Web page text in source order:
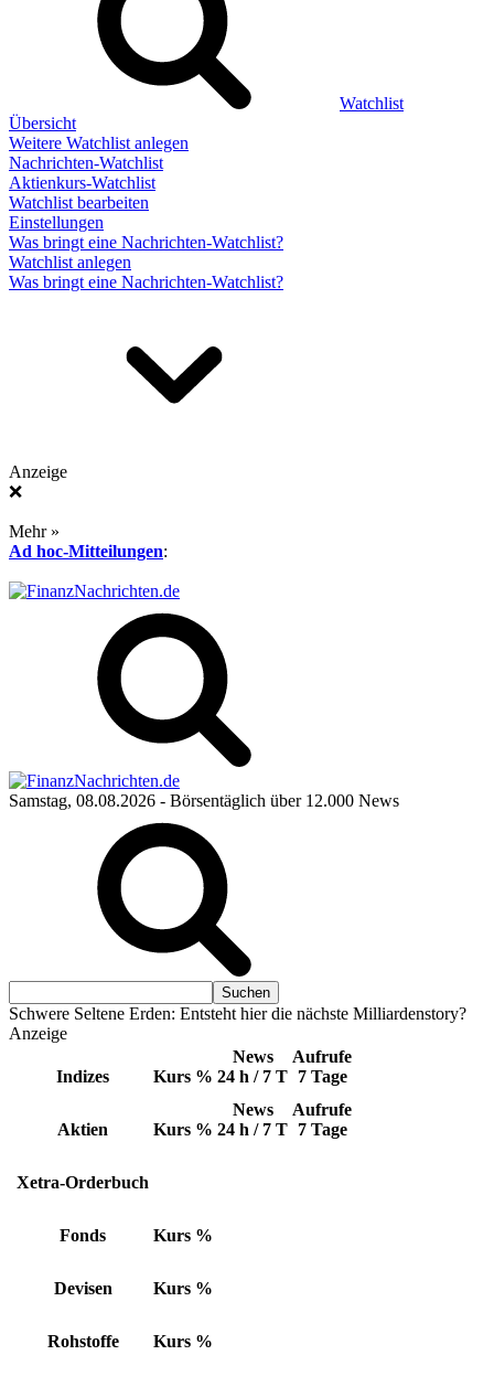
Watchlist
Übersicht
Weitere Watchlist anlegen
Nachrichten-Watchlist
Aktienkurs-Watchlist
Watchlist bearbeiten
Einstellungen
Was bringt eine Nachrichten-Watchlist?
Watchlist anlegen
Was bringt eine Nachrichten-Watchlist?
Anzeige
❌
Mehr »
Ad hoc-Mitteilungen:
Samstag, 08.08.2026 - Börsentäglich über 12.000 News
Schwere Seltene Erden: Entsteht hier die nächste Milliardenstory?
Anzeige
Indizes Kurs %
News
24 h / 7 T
Aufrufe
7 Tage
Aktien Kurs %
News
24 h / 7 T
Aufrufe
7 Tage
Xetra-Orderbuch
Fonds Kurs %
Devisen Kurs %
Rohstoffe Kurs %